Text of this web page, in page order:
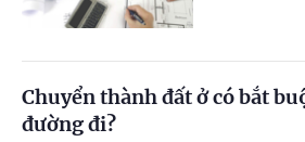
Chuyển thành đất ở có bắt
đường đi?